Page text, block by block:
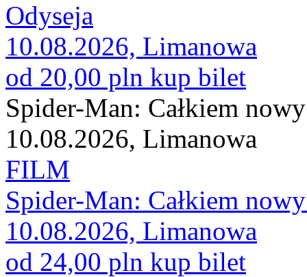
Odyseja
10.08.2026, Limanowa
od 20,00 pln kup bilet
Spider-Man: Całkiem
10.08.2026, Limanowa
FILM
Spider-Man: Całkiem
10.08.2026, Limanowa
od 24,00 pln kup bilet